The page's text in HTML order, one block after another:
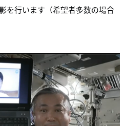
を行います（希望者多数の場合